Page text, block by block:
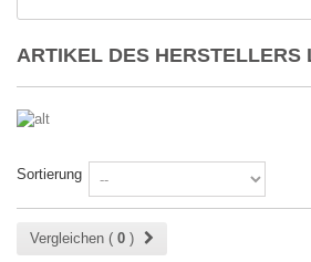
ARTIKEL DES HERSTELLERS
Sortierung
Vergleichen ( 0 )